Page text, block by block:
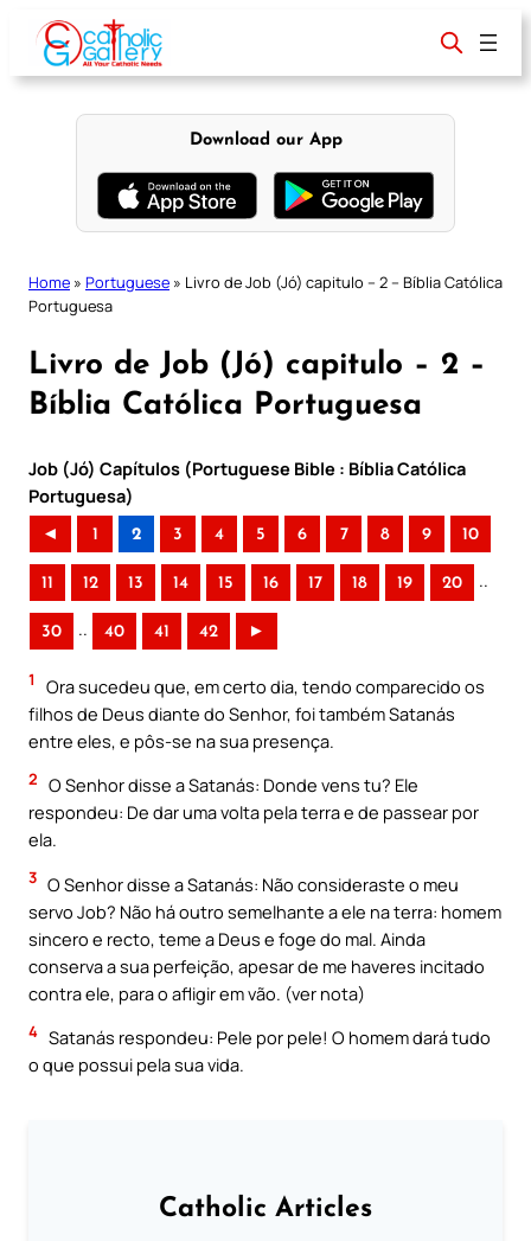
content
Download our App
Home » Portuguese » Livro de Job (Jó) capitulo – 2 – Bíblia Católica
Portuguesa
Livro de Job (Jó) capitulo – 2 –
Bíblia Católica Portuguesa
Job (Jó) Capítulos (Portuguese Bible : Bíblia Católica
Portuguesa)
◄ 1 2 3 4 5 6 7 8 9 10
11 12 13 14 15 16 17 18 19 20 ..
30 .. 40 41 42 ►
1
Ora sucedeu que, em certo dia, tendo comparecido os
filhos de Deus diante do Senhor, foi também Satanás
entre eles, e pôs-se na sua presença.
2 O Senhor disse a Satanás: Donde vens tu? Ele
respondeu: De dar uma volta pela terra e de passear por
ela.
3 O Senhor disse a Satanás: Não consideraste o meu
servo Job? Não há outro semelhante a ele na terra: homem
sincero e recto, teme a Deus e foge do mal. Ainda
conserva a sua perfeição, apesar de me haveres incitado
contra ele, para o afligir em vão. (ver nota)
4 Satanás respondeu: Pele por pele! O homem dará tudo
o que possui pela sua vida.
Catholic Articles